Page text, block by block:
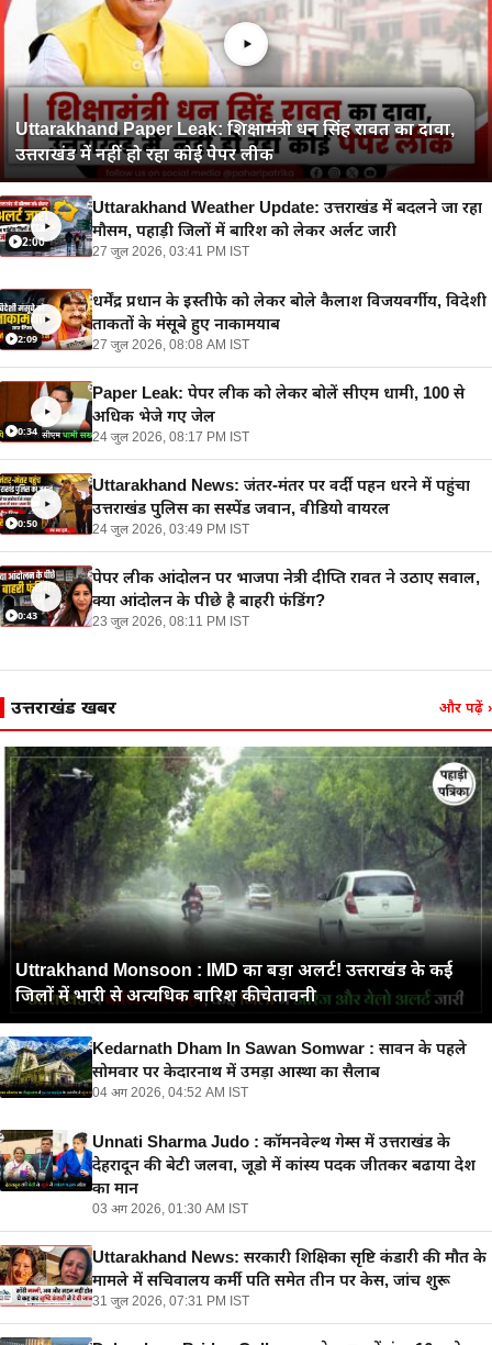
Uttarakhand Paper Leak: शिक्षामंत्री धन सिंह रावत का दावा,
उत्तराखंड में नहीं हो रहा कोई पेपर लीक
2:09
धर्मेंद्र प्रधान के इस्तीफे को लेकर बोले कैलाश विजयवर्गीय, विदेशी
ताकतों के मंसूबे हुए नाकामयाब
27 जुल 2026, 08:08 AM IST
0:34
Paper Leak: पेपर लीक को लेकर बोलें सीएम धामी, 100 से
अधिक भेजे गए जेल
24 जुल 2026, 08:17 PM IST
0:50
Uttarakhand News: जंतर-मंतर पर वर्दी पहन धरने में पहुंचा
उत्तराखंड पुलिस का सस्पेंड जवान, वीडियो वायरल
24 जुल 2026, 03:49 PM IST
0:43
पेपर लीक आंदोलन पर भाजपा नेत्री दीप्ति रावत ने उठाए सवाल,
क्या आंदोलन के पीछे है बाहरी फंडिंग?
23 जुल 2026, 08:11 PM IST
2:00
Uttarakhand Weather Update: उत्तराखंड में बदलने जा रहा
मौसम, पहाड़ी जिलों में बारिश को लेकर अर्लट जारी
27 जुल 2026, 03:41 PM IST
उत्तराखंड खबरें और पढ़ें ›
Uttrakhand Monsoon : IMD का बड़ा अलर्ट! उत्तराखंड के कई
जिलों में भारी से अत्यधिक बारिश की चेतावनी
Unnati Sharma Judo : कॉमनवेल्थ गेम्स में उत्तराखंड के
देहरादून की बेटी जलवा, जूडो में कांस्य पदक जीतकर बढाया देश
का मान
03 अग 2026, 01:30 AM IST
Uttarakhand News: सरकारी शिक्षिका सृष्टि कंडारी की मौत के
मामले में सचिवालय कर्मी पति समेत तीन पर केस, जांच शुरू
31 जुल 2026, 07:31 PM IST
Kedarnath Dham In Sawan Somwar : सावन के पहले
सोमवार पर केदारनाथ में उमड़ा आस्था का सैलाब
04 अग 2026, 04:52 AM IST